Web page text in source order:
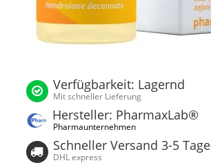
Verfügbarkeit: Lagernd
Mit schneller Lieferung
Hersteller: PharmaxLab®
Pharmaunternehmen
Schneller Versand 3-5 Tage
DHL express